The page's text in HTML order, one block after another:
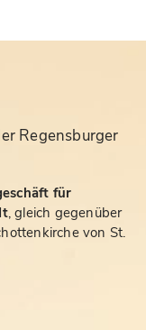
Regensburger
für
, gleich gegenüber
von St.